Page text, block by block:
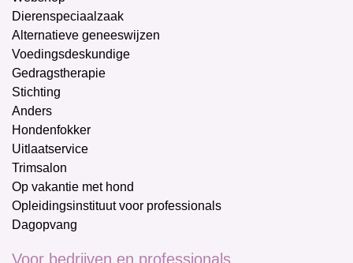
Dierenspeciaalzaak
Alternatieve geneeswijzen
Voedingsdeskundige
Gedragstherapie
Stichting
Anders
Hondenfokker
Uitlaatservice
Trimsalon
Op vakantie met hond
Opleidingsinstituut voor professionals
Dagopvang
Voor bedrijven en professionals